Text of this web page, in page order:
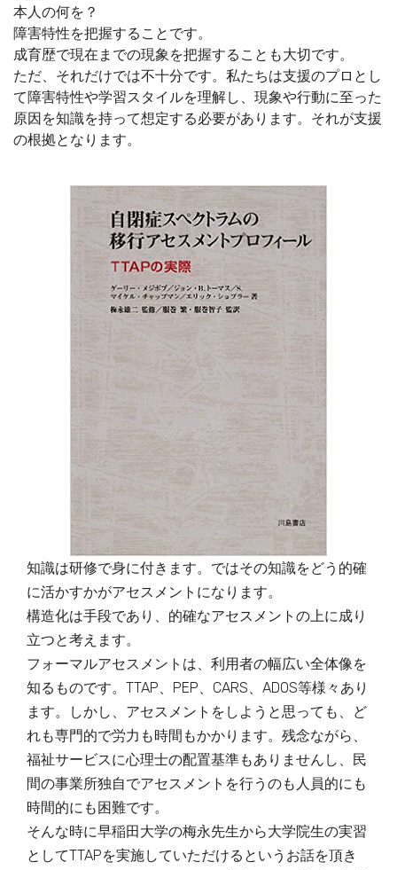
本人の何を？
障害特性を把握することです。
成育歴で現在までの現象を把握することも大切です。
ただ、それだけでは不十分です。私たちは支援のプロとし
て障害特性や学習スタイルを理解し、現象や行動に至った
原因を知識を持って想定する必要があります。それが支援
の根拠となります。
知識は研修で身に付きます。ではその知識をどう的確
に活かすかがアセスメントになります。
構造化は手段であり、的確なアセスメントの上に成り
立つと考えます。
フォーマルアセスメントは、利用者の幅広い全体像を
知るものです。TTAP、PEP、CARS、ADOS等様々あり
ます。しかし、アセスメントをしようと思っても、ど
れも専門的で労力も時間もかかります。残念ながら、
福祉サービスに心理士の配置基準もありませんし、民
間の事業所独自でアセスメントを行うのも人員的にも
時間的にも困難です。
そんな時に早稲田大学の梅永先生から大学院生の実習
としてTTAPを実施していただけるというお話を頂き